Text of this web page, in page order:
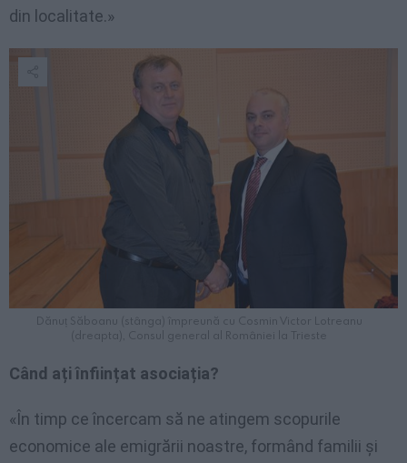
din localitate.»
Dănuț Săboanu (stânga) împreună cu Cosmin Victor Lotreanu
(dreapta), Consul general al României la Trieste
Când ați înființat asociația?
«În timp ce încercam să ne atingem scopurile
economice ale emigrării noastre, formând familii și